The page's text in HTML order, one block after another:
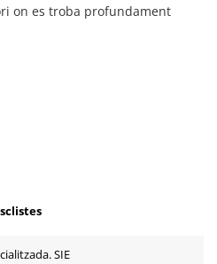
SIE
on es troba profundament